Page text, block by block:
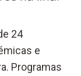
24
e
Programas